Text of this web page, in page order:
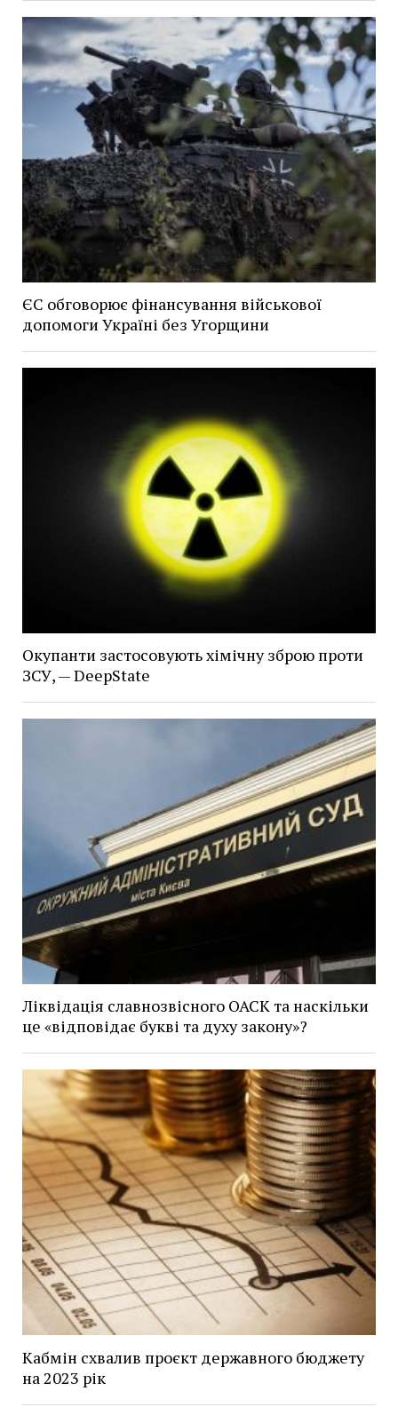
ЄС обговорює фінансування військової
допомоги Україні без Угорщини
Окупанти застосовують хімічну зброю проти
ЗСУ, — DeepState
Ліквідація славнозвісного ОАСК та наскільки
це «відповідає букві та духу закону»?
Кабмін схвалив проєкт державного бюджету
на 2023 рік